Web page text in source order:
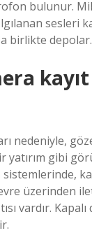
bulunur.
sesleri
birlikte depolar.
nedeniyle,
yatırım gibi
sistemlerinde,
üzerinden
vardır. Kapalı